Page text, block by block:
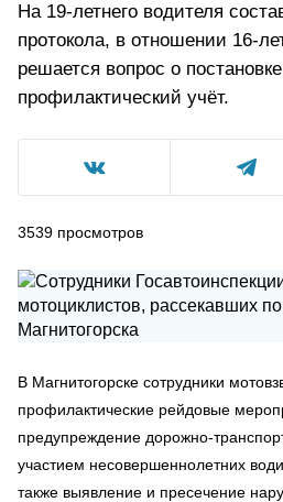
На 19-летнего водителя
протокола, в отношении 16-
решается вопрос о
профилактический учёт.
3539 просмотров
В Магнитогорске сотрудники
профилактические рейдовые
предупреждение дорожно-
участием несовершеннолетних
также выявление и пресечение